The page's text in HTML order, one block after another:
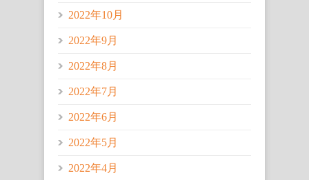
2022年10月
2022年9月
2022年8月
2022年7月
2022年6月
2022年5月
2022年4月